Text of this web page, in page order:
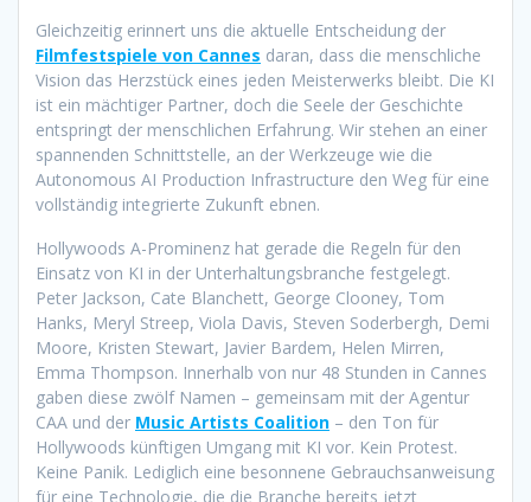
Gleichzeitig erinnert uns die aktuelle Entscheidung der
Filmfestspiele von Cannes daran, dass die menschliche
Vision das Herzstück eines jeden Meisterwerks bleibt. Die KI
ist ein mächtiger Partner, doch die Seele der Geschichte
entspringt der menschlichen Erfahrung. Wir stehen an einer
spannenden Schnittstelle, an der Werkzeuge wie die
Autonomous AI Production Infrastructure den Weg für eine
vollständig integrierte Zukunft ebnen.
Hollywoods A-Prominenz hat gerade die Regeln für den
Einsatz von KI in der Unterhaltungsbranche festgelegt.
Peter Jackson, Cate Blanchett, George Clooney, Tom
Hanks, Meryl Streep, Viola Davis, Steven Soderbergh, Demi
Moore, Kristen Stewart, Javier Bardem, Helen Mirren,
Emma Thompson. Innerhalb von nur 48 Stunden in Cannes
gaben diese zwölf Namen – gemeinsam mit der Agentur
CAA und der Music Artists Coalition – den Ton für
Hollywoods künftigen Umgang mit KI vor. Kein Protest.
Keine Panik. Lediglich eine besonnene Gebrauchsanweisung
für eine Technologie, die die Branche bereits jetzt